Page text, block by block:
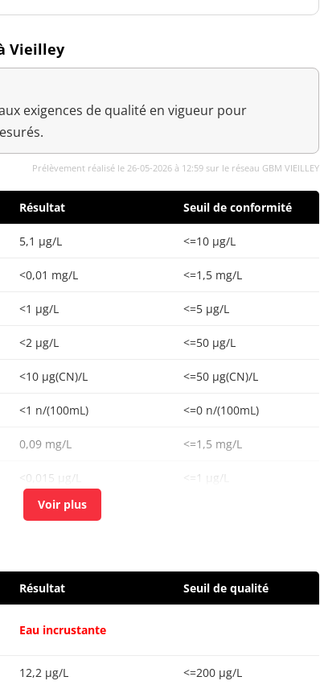
Vieilley
exigences de qualité en vigueur pour
Prélèvement réalisé le 26-05-2026 à 12:59 sur le réseau GBM VIEILLEY
Résultat Seuil de conformité
5,1 µg/L <=10 µg/L
<0,01 mg/L <=1,5 mg/L
<1 µg/L <=5 µg/L
<2 µg/L <=50 µg/L
<10 µg(CN)/L <=50 µg(CN)/L
<1 n/(100mL) <=0 n/(100mL)
0,09 mg/L <=1,5 mg/L
<0,015 µg/L <=1 µg/L
<0,01 mg/L
Résultat Seuil de qualité
Eau incrustante
12,2 µg/L <=200 µg/L